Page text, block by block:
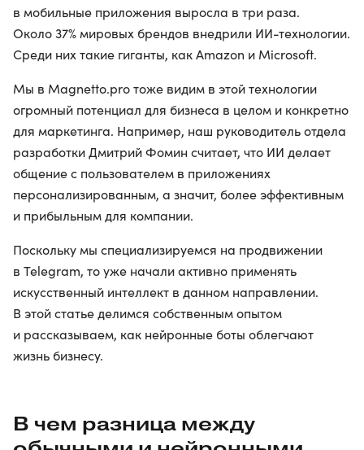
в мобильные приложения выросла в три раза.
Около 37% мировых брендов внедрили ИИ-технологии.
Среди них такие гиганты, как Amazon и Microsoft.
Мы в Magnetto.pro тоже видим в этой технологии
огромный потенциал для бизнеса в целом и конкретно
для маркетинга. Например, наш руководитель отдела
разработки Дмитрий Фомин считает, что ИИ делает
общение с пользователем в приложениях
персонализированным, а значит, более эффективным
и прибыльным для компании.
Поскольку мы специализируемся на продвижении
в Telegram, то уже начали активно применять
искусственный интеллект в данном направлении.
В этой статье делимся собственным опытом
и рассказываем, как нейронные боты облегчают
жизнь бизнесу.
В чем разница между